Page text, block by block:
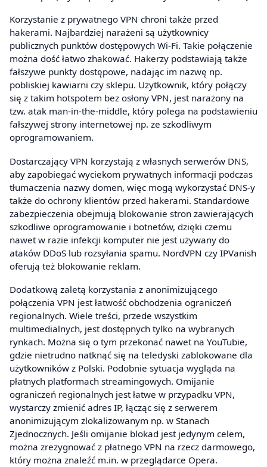
Korzystanie z prywatnego VPN chroni także przed
hakerami. Najbardziej narażeni są użytkownicy
publicznych punktów dostępowych Wi-Fi. Takie połączenie
można dość łatwo zhakować. Hakerzy podstawiają także
fałszywe punkty dostępowe, nadając im nazwę np.
pobliskiej kawiarni czy sklepu. Użytkownik, który połączy
się z takim hotspotem bez osłony VPN, jest narażony na
tzw. atak man-in-the-middle, który polega na podstawieniu
fałszywej strony internetowej np. ze szkodliwym
oprogramowaniem.
Dostarczający VPN korzystają z własnych serwerów DNS,
aby zapobiegać wyciekom prywatnych informacji podczas
tłumaczenia nazwy domen, więc mogą wykorzystać DNS-y
także do ochrony klientów przed hakerami. Standardowe
zabezpieczenia obejmują blokowanie stron zawierających
szkodliwe oprogramowanie i botnetów, dzięki czemu
nawet w razie infekcji komputer nie jest używany do
ataków DDoS lub rozsyłania spamu. NordVPN czy IPVanish
oferują też blokowanie reklam.
Dodatkową zaletą korzystania z anonimizującego
połączenia VPN jest łatwość obchodzenia ograniczeń
regionalnych. Wiele treści, przede wszystkim
multimedialnych, jest dostępnych tylko na wybranych
rynkach. Można się o tym przekonać nawet na YouTubie,
gdzie nietrudno natknąć się na teledyski zablokowane dla
użytkowników z Polski. Podobnie sytuacja wygląda na
płatnych platformach streamingowych. Omijanie
ograniczeń regionalnych jest łatwe w przypadku VPN,
wystarczy zmienić adres IP, łącząc się z serwerem
anonimizującym zlokalizowanym np. w Stanach
Zjednocznych. Jeśli omijanie blokad jest jedynym celem,
można zrezygnować z płatnego VPN na rzecz darmowego,
który można znaleźć m.in. w przeglądarce Opera.